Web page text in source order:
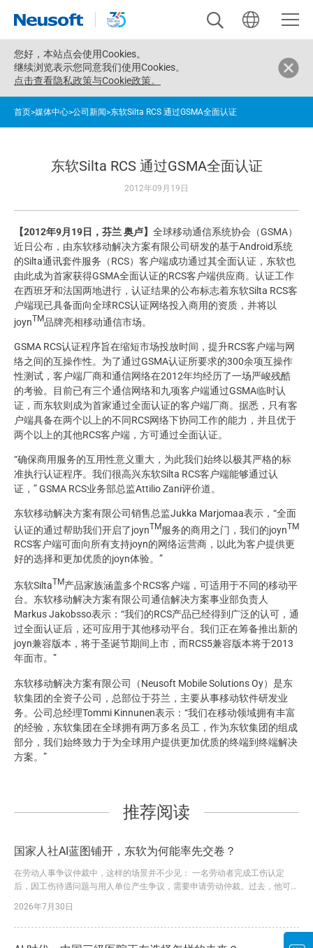
您好， 本站点会使用Cookies。
继续浏览表示您同意我们使用Cookies。
点击查看隐私政策与Cookie政策。
首页>媒体中心>公司新闻>东软Silta RCS 通过GSMA全面认证
东软Silta RCS 通过GSMA全面认证
2012年09月19日
【2012年9月19日，芬兰 奥卢】 全球移动通信系统协会（GSMA）
近日公布，由东软移动解决方案有限公司研发的基于Android系统
的Silta通讯套件服务（RCS）客户端成功通过其全面认证，东软也
由此成为首家获得GSMA全面认证的RCS客户端供应商。认证工作
在西班牙和法国两地进行，认证结果的公布标志着东软Silta RCS客
户端现已具备面向全球RCS认证网络投入商用的资质，并将以
joynTM品牌亮相移动通信市场。
GSMA RCS认证程序旨在缩短市场投放时间，提升RCS客户端与网
络之间的互操作性。为了通过GSMA认证所要求的300余项互操作
性测试，客户端厂商和通信网络在2012年均经历了一场严峻残酷
的考验。目前已有三个通信网络和九项客户端通过GSMA临时认
证，而东软则成为首家通过全面认证的客户端厂商。据悉，只有客
户端具备在两个以上的不同RCS网络下协同工作的能力，并且优于
两个以上的其他RCS客户端，方可通过全面认证。
“确保商用服务的互用性意义重大，为此我们始终以极其严格的标
准执行认证程序。我们很高兴东软Silta RCS客户端能够通过认
证，” GSMA RCS业务部总监Attilio Zani评价道。
东软移动解决方案有限公司销售总监Jukka Marjomaa表示，“全面
认证的通过帮助我们开启了joynTM服务的商用之门，我们的joynTM
RCS客户端可面向所有支持joyn的网络运营商，以此为客户提供更
好的选择和更加优质的joyn体验。”
东软SiltaTM产品家族涵盖多个RCS客户端，可适用于不同的移动平
台。东软移动解决方案有限公司通信解决方案事业部负责人
Markus Jakobsso表示：“我们的RCS产品已经得到广泛的认可，通
过全面认证后，还可应用于其他移动平台。我们正在筹备推出新的
joyn兼容版本，将于圣诞节期间上市，而RCS5兼容版本将于2013
年面市。”
东软移动解决方案有限公司（Neusoft Mobile Solutions Oy）是东
软集团的全资子公司，总部位于芬兰，主要从事移动软件研发业
务。公司总经理Tommi Kinnunen表示：“我们在移动领域拥有丰富
的经验，东软集团在全球拥有两万多名员工，作为东软集团的组成
部分，我们始终致力于为全球用户提供更加优质的终端到终端解决
方案。”
推荐阅读
国家人社AI蓝图铺开，东软为何能率先交卷？
在劳动人事争议仲裁中，这样的场景并不少见： 一名劳动者完成工伤认定
后，因工伤待遇问题与用人单位产生争议，需要申请劳动仲裁。过去，他可能
多次补正、反复往返。 如今，一套看得见、用得上的“黑科技”，正在改变这一
过程。 在工作人员指导下，申请人通过移动端录入案情和诉求、上传相关材
2026年7月30日